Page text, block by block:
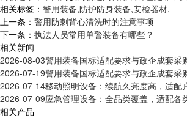
相关标签： 警用装备,防护防身装备,安检器材,
上一条： 警用防刺背心清洗时的注意事项
下一条： 执法人员常用单警装备有哪些？
相关新闻
2026-08-03警用装备国标适配要求与政企成套采
2026-07-19警用装备国标适配要求与政企成套采
2026-07-14移动照明设备：续航久亮度高，适配
2026-07-09应急管理设备：全品类覆盖，适配各
相关产品